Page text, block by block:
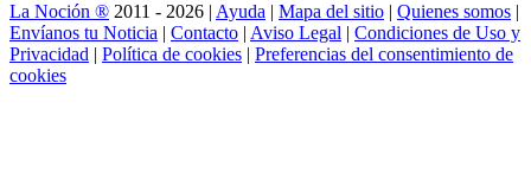
La Noción ® 2011 - 2026 | Ayuda | Mapa del sitio | Quienes somos |
Envíanos tu Noticia | Contacto | Aviso Legal | Condiciones de Uso y
Privacidad | Política de cookies | Preferencias del consentimiento de
cookies